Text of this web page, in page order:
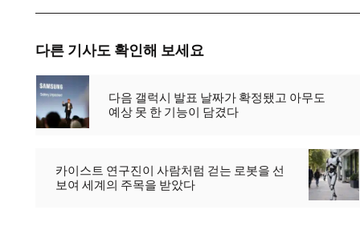
다른 기사도 확인해 보세요
다음 갤럭시 발표 날짜가 확정됐고 아무도
예상 못 한 기능이 담겼다
카이스트 연구진이 사람처럼 걷는 로봇을 선
보여 세계의 주목을 받았다